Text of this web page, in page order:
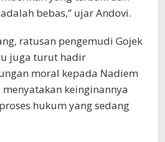
bebas,” ujar Andovi.
ratusan pengemudi Gojek
juga turut hadir
moral kepada Nadiem
keinginannya
hukum yang sedang